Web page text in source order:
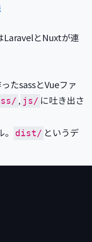
LaravelとNuxtが連
たsassとVueファ
, js/ に吐き出さ
dist/ というデ